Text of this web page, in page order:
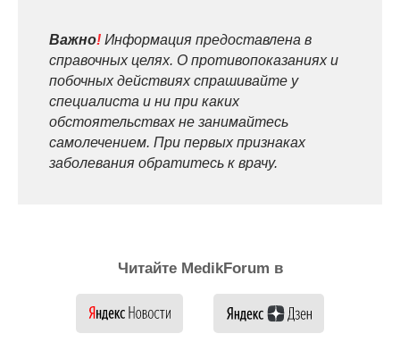
Важно! Информация предоставлена в
справочных целях. О противопоказаниях и
побочных действиях спрашивайте у
специалиста и ни при каких
обстоятельствах не занимайтесь
самолечением. При первых признаках
заболевания обратитесь к врачу.
Читайте MedikForum в